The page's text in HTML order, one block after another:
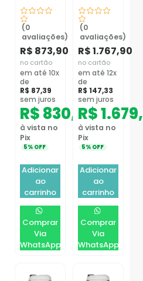
(0
avaliações)
R$ 873,90
no cartão
em até 10x
de
R$ 87,39
sem juros
R$830,21
à vista no
Pix
5% OFF
Adicionar
ao
carrinho
Comprar
Via
WhatsApp
(0
avaliações)
R$1.767,90
no cartão
em até 12x
de
R$ 147,33
sem juros
R$
à vista no
Pix
5% OFF
Adicionar
ao
carrinho
Comprar
Via
WhatsApp